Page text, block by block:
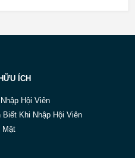
ÍCH
Hội Viên
Biết Khi Nhập Hội Viên
Mật